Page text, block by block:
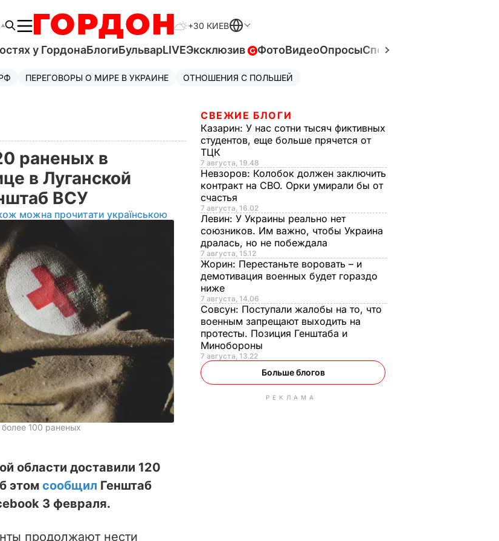
+30 КИЕВ
у ГордонаБлогиБульварLIVEЭксклюзив ФотоВидеоОпросыСпецпроекты
ПЕРЕГОВОРЫ О МИРЕ В УКРАИНЕ ОТНОШЕНИЯ С ПОЛЬШЕЙ
раненых в
в Луганской
ВСУ
можна прочитати українською
100 раненых
области доставили 120
этом сообщил Генштаб
3 февраля.
продолжают нести
СВЕЖИЕ БЛОГИ
Казарин: У нас сотни тысяч фиктивных
студентов, еще больше прячется от
ТЦК
7 августа, 19.48
Невзоров: Колобок должен заключить
контракт на СВО. Орки умирали бы от
счастья
7 августа, 16.02
Левин: У Украины реально нет
союзников. Им важно, чтобы Украина
дралась, но не побеждала
7 августа, 15.12
Жорин: Перестаньте воровать – и
демотивация военных будет гораздо
ниже
7 августа, 14.06
Совсун: Поступали жалобы на то, что
военным запрещают выходить на
протесты. Позиция Генштаба и
Минобороны
7 августа, 13.22
Больше блогов
РЕКЛАМА